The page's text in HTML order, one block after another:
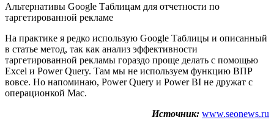
Альтернативы Google Таблицам для отчетности по
таргетированной рекламе
На практике я редко использую Google Таблицы и описанный
в статье метод, так как анализ эффективности
таргетированной рекламы гораздо проще делать с помощью
Excel и Power Query. Там мы не используем функцию ВПР
вовсе. Но напоминаю, Power Query и Power BI не дружат с
операционкой Mac.
Источник: www.seonews.ru